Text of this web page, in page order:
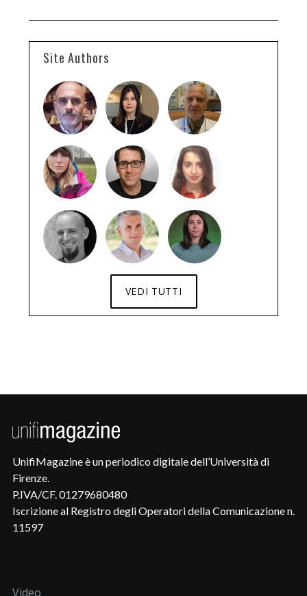
Site Authors
VEDI TUTTI
UnifiMagazine è un periodico digitale dell’Università di
Firenze.
P.IVA/CF. 01279680480
Iscrizione al Registro degli Operatori della Comunicazione n.
11597
Video